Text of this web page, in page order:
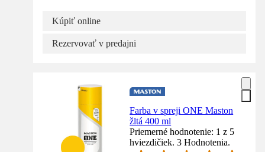
Kúpiť online
Rezervovať v predajni
Farba v spreji ONE Maston
žltá 400 ml
Priemerné hodnotenie: 1 z 5
hviezdičiek. 3 Hodnotenia.